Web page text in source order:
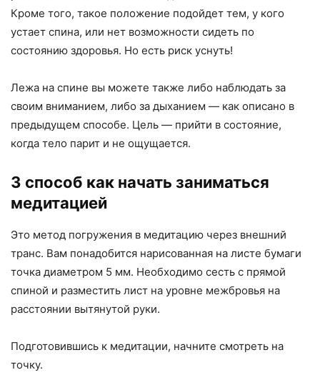
Кроме того, такое положение подойдет тем, у кого
устает спина, или нет возможности сидеть по
состоянию здоровья. Но есть риск уснуть!
Лежа на спине вы можете также либо наблюдать за
своим вниманием, либо за дыханием — как описано в
предыдущем способе. Цель — прийти в состояние,
когда тело парит и не ощущается.
3 способ как начать заниматься
медитацией
Это метод погружения в медитацию через внешний
транс. Вам понадобится нарисованная на листе бумаги
точка диаметром 5 мм. Необходимо сесть с прямой
спиной и разместить лист на уровне межбровья на
расстоянии вытянутой руки.
Подготовившись к медитации, начните смотреть на
точку.